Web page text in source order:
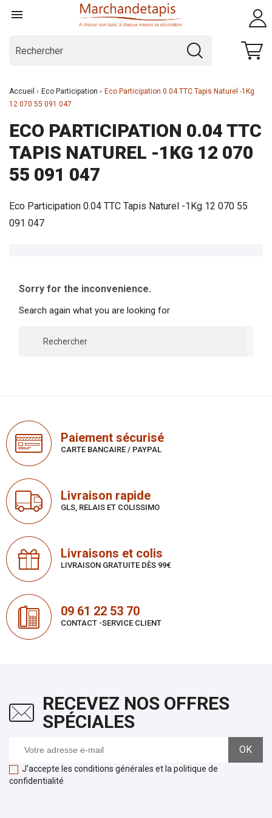

Accueil Eco Participation
Eco Participation 0.04 TTC Tapis Naturel -1Kg
12 070 55 091 047
ECO PARTICIPATION 0.04 TTC
TAPIS NATUREL -1KG 12 070
55 091 047
Eco Participation 0.04 TTC Tapis Naturel -1Kg 12 070 55
091 047
Sorry for the inconvenience.
Search again what you are looking for
Paiement sécurisé
CARTE BANCAIRE / PAYPAL
Livraison rapide
GLS, RELAIS ET COLISSIMO
Livraisons et colis
LIVRAISON GRATUITE DÈS 99€
09 61 22 53 70
CONTACT -SERVICE CLIENT
RECEVEZ NOS OFFRES
SPÉCIALES
J'accepte les conditions générales et la politique de
confidentialité